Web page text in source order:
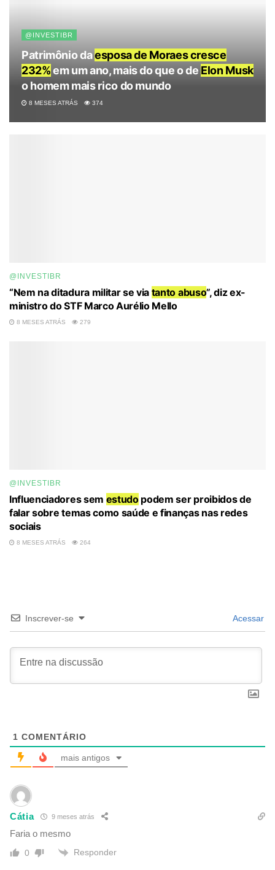
@INVESTIBR
Patrimônio daesposa de Moraes cresce
232%em um ano, mais do que o de Elon Musk
o homem mais rico do mundo
8 MESES ATRÁS 374
@INVESTIBR
“Nem na ditadura militar se via tanto abuso”, diz ex-
ministro do STF Marco Aurélio Mello
8 MESES ATRÁS 279
@INVESTIBR
Influenciadores sem estudopodem ser proibidos de
falar sobre temas como saúde e finanças nas redes
sociais
8 MESES ATRÁS 264
Inscrever-se Acessar
1 COMENTÁRIO
mais antigos
Cátia 9 meses atrás
Faria o mesmo
0 Responder